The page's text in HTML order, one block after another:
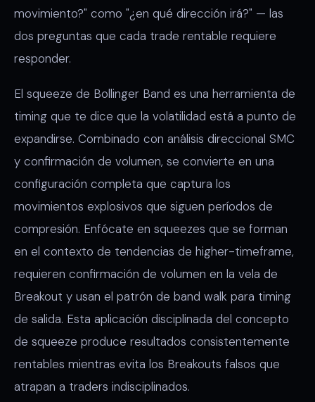
movimiento?" como "¿en qué dirección irá?" — las
dos preguntas que cada trade rentable requiere
responder.
El squeeze de Bollinger Band es una herramienta de
timing que te dice que la volatilidad está a punto de
expandirse. Combinado con análisis direccional SMC
y confirmación de volumen, se convierte en una
configuración completa que captura los
movimientos explosivos que siguen períodos de
compresión. Enfócate en squeezes que se forman
en el contexto de tendencias de higher-timeframe,
requieren confirmación de volumen en la vela de
Breakout y usan el patrón de band walk para timing
de salida. Esta aplicación disciplinada del concepto
de squeeze produce resultados consistentemente
rentables mientras evita los Breakouts falsos que
atrapan a traders indisciplinados.